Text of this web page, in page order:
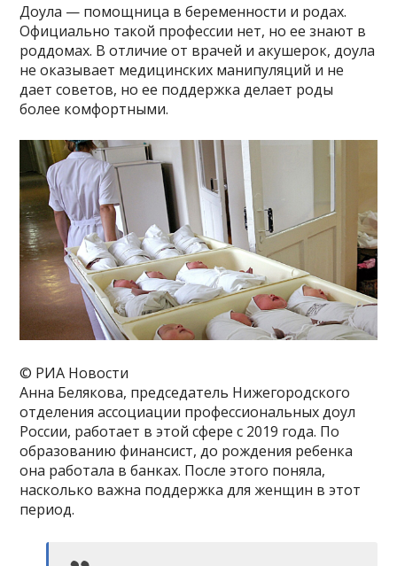
Доула — помощница в беременности и родах.
Официально такой профессии нет, но ее знают в
роддомах. В отличие от врачей и акушерок, доула
не оказывает медицинских манипуляций и не
дает советов, но ее поддержка делает роды
более комфортными.
© РИА Новости
Анна Белякова, председатель Нижегородского
отделения ассоциации профессиональных доул
России, работает в этой сфере с 2019 года. По
образованию финансист, до рождения ребенка
она работала в банках. После этого поняла,
насколько важна поддержка для женщин в этот
период.